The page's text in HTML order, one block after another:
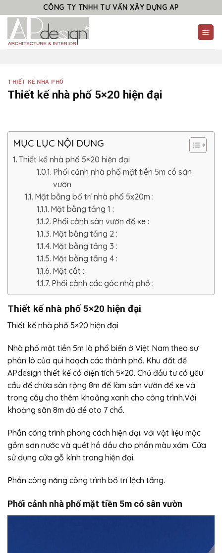
to
content
CÔNG TY TNHH TƯ VẤN XÂY DỰNG AP
THIẾT KẾ NHÀ PHỐ
Thiết kế nhà phố 5×20 hiện đại
MỤC LỤC NỘI DUNG
Thiết kế nhà phố 5×20 hiện đại
Phối cảnh nhà phố mặt tiền 5m có sân
vườn
Mặt bằng bố trí nhà phố 5x20m :
Mặt bằng tầng 1 :
Phối cảnh sân vườn để xe :
Mặt bằng tầng 2 :
Mặt bằng tầng 3 :
Mặt bằng tầng 4 :
Mặt cắt :
Phối cảnh các góc nhà phố :
Thiết kế nhà phố 5×20 hiện đại
Thiết kế nhà phố 5×20 hiện đại
Nhà phố mặt tiền 5m là phổ biến ở Việt Nam theo sự
phân lô của qui hoạch các thành phố. Khu đất để
APdesign thiết kế có diện tích 5×20. Chủ đầu tư có yêu
cầu để chừa sân rộng 8m để làm sân vườn để xe và
trong cây cho thêm khoảng xanh cho công trình.Với
khoảng sân 8m đủ để oto 7 chổ.
Phần công trình phong cách hiện đại. với vật liệu mộc
gồm sơn nước và quét hồ dầu cho phần màu xám. Cửa
sử dụng cửa gỗ kính trong hiện đại.
Phần công năng công trình bố trí lệch tầng.
Phối cảnh nhà phố mặt tiền 5m có sân vườn